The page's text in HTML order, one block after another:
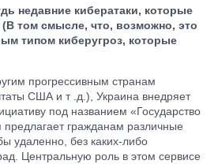
недавние кибератаки, которые
том смысле, что, возможно, это
типом киберугроз, которые
прогрессивным странам
США и т .д.), Украина внедряет
под названием «Государство
гражданам различные
удаленно, без каких-либо
Центральную роль в этом сервисе